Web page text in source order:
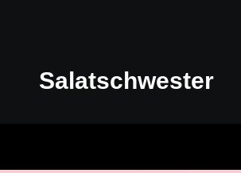
Salatschwester